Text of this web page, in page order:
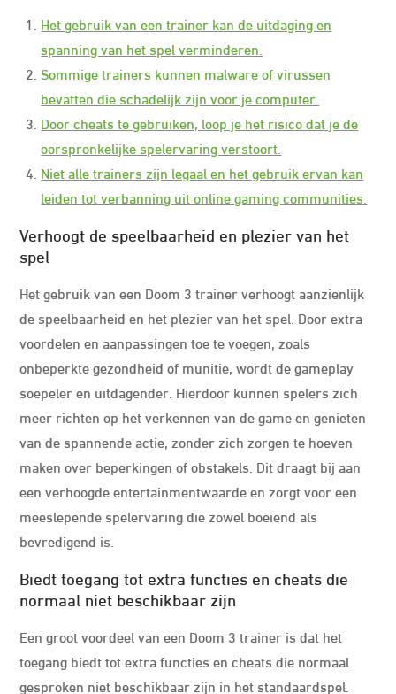
Het gebruik van een trainer kan de uitdaging en
spanning van het spel verminderen.
Sommige trainers kunnen malware of virussen
bevatten die schadelijk zijn voor je computer.
Door cheats te gebruiken, loop je het risico dat je de
oorspronkelijke spelervaring verstoort.
Niet alle trainers zijn legaal en het gebruik ervan kan
leiden tot verbanning uit online gaming communities.
Verhoogt de speelbaarheid en plezier van het
spel
Het gebruik van een Doom 3 trainer verhoogt aanzienlijk
de speelbaarheid en het plezier van het spel. Door extra
voordelen en aanpassingen toe te voegen, zoals
onbeperkte gezondheid of munitie, wordt de gameplay
soepeler en uitdagender. Hierdoor kunnen spelers zich
meer richten op het verkennen van de game en genieten
van de spannende actie, zonder zich zorgen te hoeven
maken over beperkingen of obstakels. Dit draagt bij aan
een verhoogde entertainmentwaarde en zorgt voor een
meeslepende spelervaring die zowel boeiend als
bevredigend is.
Biedt toegang tot extra functies en cheats die
normaal niet beschikbaar zijn
Een groot voordeel van een Doom 3 trainer is dat het
toegang biedt tot extra functies en cheats die normaal
gesproken niet beschikbaar zijn in het standaardspel.